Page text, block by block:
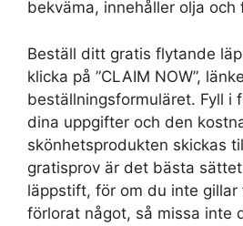
bekväma, innehåller olja och
Beställ ditt gratis flytande
klicka på ”CLAIM NOW”,
beställningsformuläret. Fyll i
dina uppgifter och den
skönhetsprodukten skickas
gratisprov är det bästa
läppstift, för om du inte gillar
förlorat något, så missa inte